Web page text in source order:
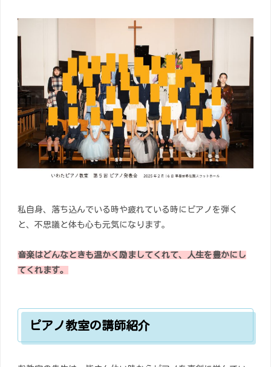
私自身、落ち込んでいる時や疲れている時にピアノを弾く
と、不思議と体も心も元気になります。
音楽はどんなときも温かく励ましてくれて、人生を豊かにし
てくれます。
ピアノ教室の講師紹介